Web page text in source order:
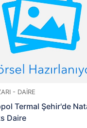
- DAIRE
Termal Şehir'de
Daire